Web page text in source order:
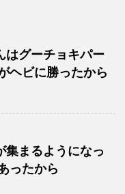
はグーチョキパー
ヘビに勝ったから
集まるようになっ
ったから